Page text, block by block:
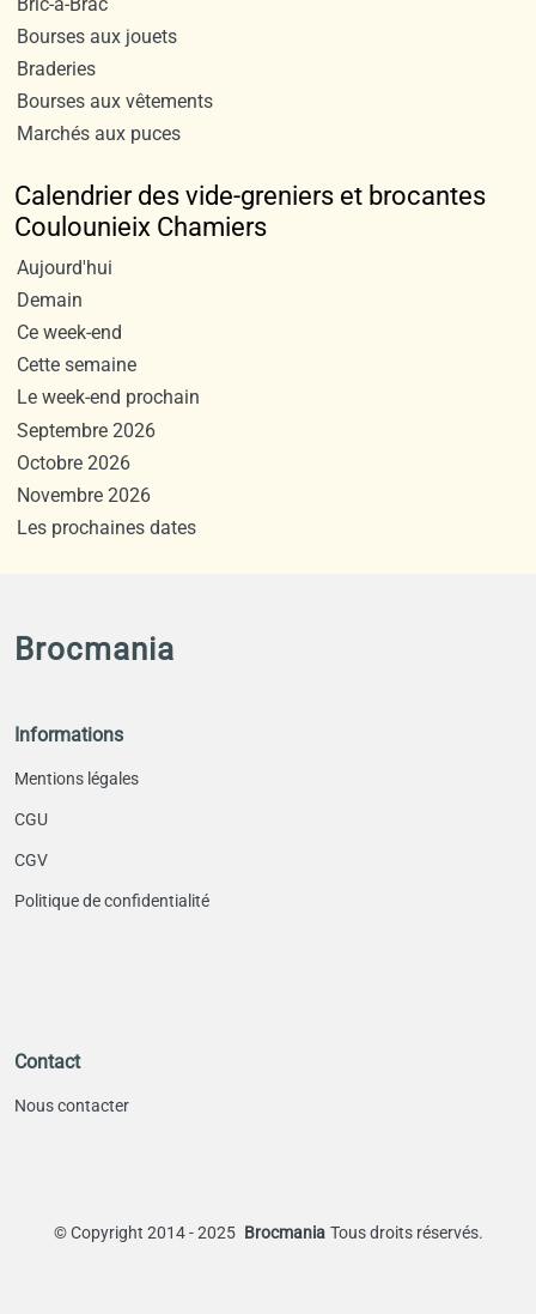
Bourses aux jouets
Braderies
Bourses aux vêtements
Marchés aux puces
Calendrier des vide-greniers et brocantes
Coulounieix Chamiers
Aujourd'hui
Demain
Ce week-end
Cette semaine
Le week-end prochain
Septembre 2026
Octobre 2026
Novembre 2026
Les prochaines dates
Brocmania
Informations
Mentions légales
CGU
CGV
Politique de confidentialité
Contact
Nous contacter
©Copyright 2014 - 2025 Brocmania Tous droits réservés.